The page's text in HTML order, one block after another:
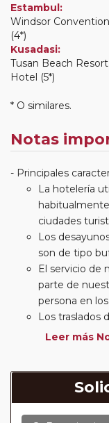
Estambul:
Windsor
(4*)
Kusadasi:
Tusan Beach
Hotel (5*)
* O similares.
Notas
Principales
La hotelería
ciudades
Los
son de tipo
El servicio de
parte de
persona en
Los traslados
estarán
suplemento
almuerzos o
En muchos
Leer más